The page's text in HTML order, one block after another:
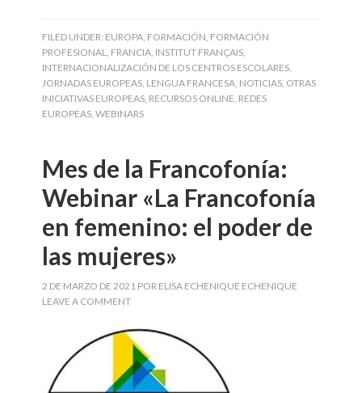
FILED UNDER: EUROPA, FORMACIÓN, FORMACIÓN
PROFESIONAL, FRANCIA, INSTITUT FRANÇAIS,
INTERNACIONALIZACIÓN DE LOS CENTROS ESCOLARES,
JORNADAS EUROPEAS, LENGUA FRANCESA, NOTICIAS, OTRAS
INICIATIVAS EUROPEAS, RECURSOS ONLINE, REDES
EUROPEAS,WEBINARS
Mes de la Francofonía:
Webinar «La Francofonía
en femenino: el poder de
las mujeres»
2 DE MARZO DE 2021 POR ELISA ECHENIQUE ECHENIQUE
LEAVE A COMMENT